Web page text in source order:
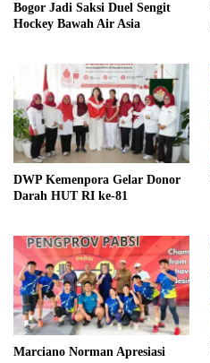
Bogor Jadi Saksi Duel Sengit
Hockey Bawah Air Asia
DWP Kemenpora Gelar Donor
Darah HUT RI ke-81
Marciano Norman Apresiasi